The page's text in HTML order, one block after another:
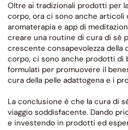
Oltre ai tradizionali prodotti per
corpo, ora ci sono anche articoli
aromaterapia e app di
creare una routine di cura di sé
crescente consapevolezza della
corpo, ci sono anche prodotti di
formulati per promuovere il
cura della pelle adattogena e i
La conclusione è che la cura di
viaggio soddisfacente. Dando
e investendo in prodotti ed